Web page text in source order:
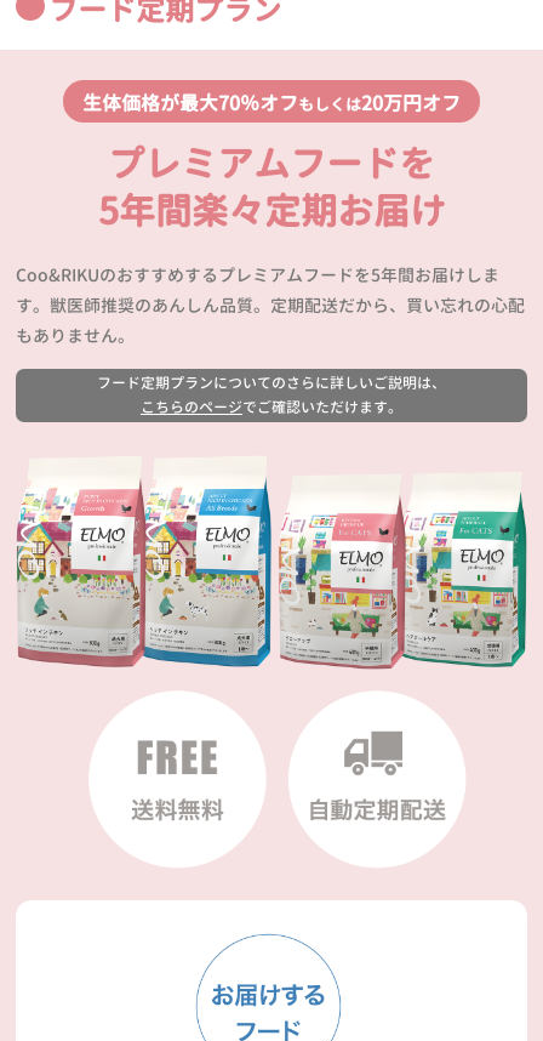
フード定期プラン
生体価格が最大70％オフもしくは20万円オフ
プレミアムフードを
5年間楽々定期お届け
Coo&RIKUのおすすめするプレミアムフードを5年間お届けしま
す。獣医師推奨のあんしん品質。定期配送だから、買い忘れの心配
もありません。
フード定期プランについてのさらに詳しいご説明は、
こちらのページでご確認いただけます。